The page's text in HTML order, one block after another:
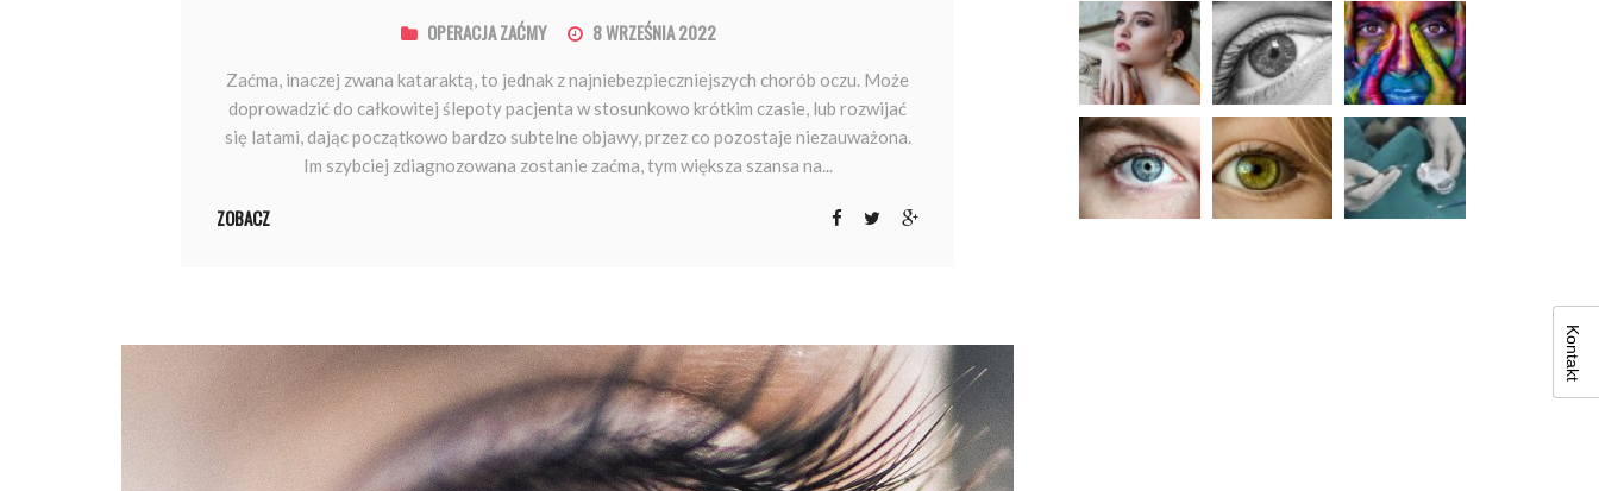
OPERACJA ZAĆMY 8 WRZEŚNIA 2022
​ Zaćma, inaczej zwana kataraktą, to jednak z najniebezpieczniejszych chorób oczu. Może
doprowadzić do całkowitej ślepoty pacjenta w stosunkowo krótkim czasie, lub rozwijać
się latami, dając początkowo bardzo subtelne objawy, przez co pozostaje niezauważona.
Im szybciej zdiagnozowana zostanie zaćma, tym większa szansa na...
ZOBACZ
Kontakt